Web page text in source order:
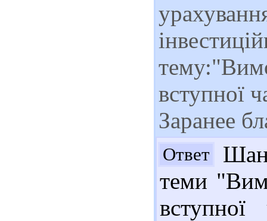
вступної
Заранее
Ответ
теми